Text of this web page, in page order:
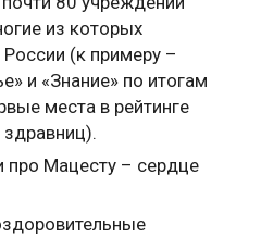
из которых
(к примеру –
и «Знание» по итогам
места в рейтинге
про Мацесту – сердце